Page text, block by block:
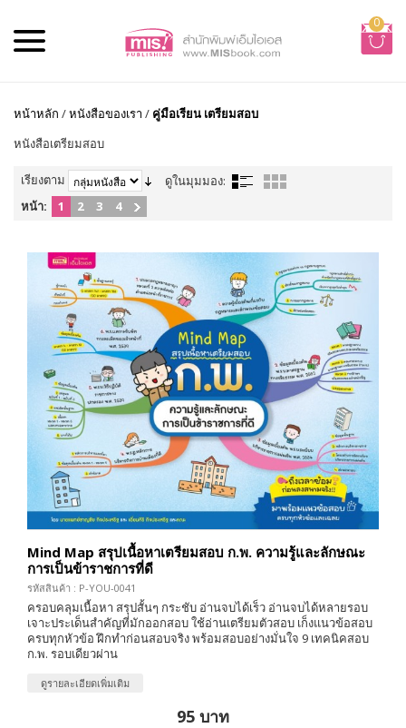
0
หน้าหลัก /หนังสือของเรา / คู่มือเรียน เตรียมสอบ
หนังสือเตรียมสอบ
เรียงตาม
ดูในมุมมอง:
หน้า:
1 2 3 4
Mind Map สรุปเนื้อหาเตรียมสอบ ก.พ. ความรู้และลักษณะ
การเป็นข้าราชการที่ดี
รหัสสินค้า : P-YOU-0041
ครอบคลุมเนื้อหา สรุปสั้นๆ กระชับ อ่านจบได้เร็ว อ่านจบได้หลายรอบ
เจาะประเด็นสำคัญที่มักออกสอบ ใช้อ่านเตรียมตัวสอบ เก็งแนวข้อสอบ
ครบทุกหัวข้อ ฝึกทำก่อนสอบจริง พร้อมสอบอย่างมั่นใจ 9 เทคนิคสอบ
ก.พ. รอบเดียวผ่าน
ดูรายละเอียดเพิ่มเติม
95 บาท